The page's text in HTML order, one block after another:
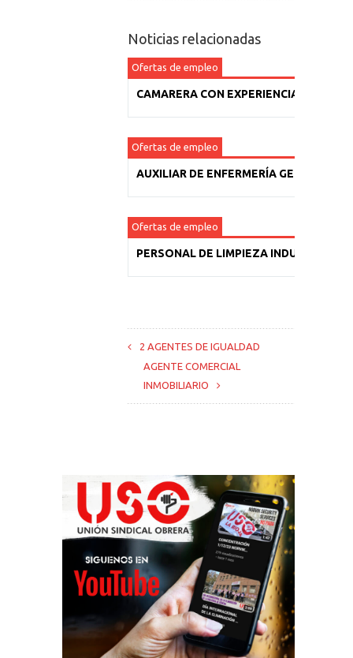
Noticias relacionadas
Ofertas de empleo
CAMARERA CON EXPERIENCIA
Ofertas de empleo
AUXILIAR DE ENFERMERÍA GERIÁTRICA
Ofertas de empleo
PERSONAL DE LIMPIEZA INDUSTRIAL
2 AGENTES DE IGUALDAD
AGENTE COMERCIAL
INMOBILIARIO